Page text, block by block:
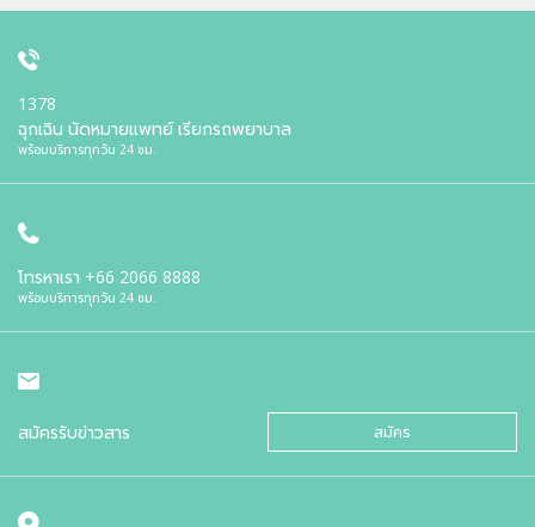
1378
ฉุกเฉิน นัดหมายแพทย์ เรียกรถพยาบาล
พร้อมบริการทุกวัน 24 ชม.
โทรหาเรา +66 2066 8888
พร้อมบริการทุกวัน 24 ชม.
สมัครรับข่าวสาร สมัคร